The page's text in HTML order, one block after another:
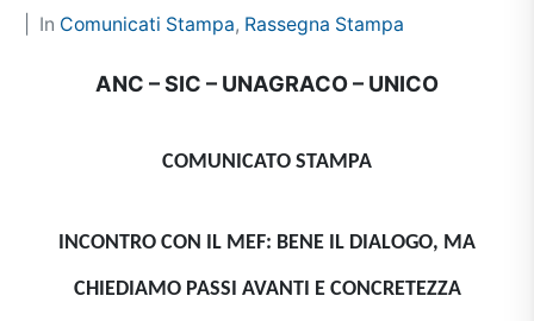
In Comunicati Stampa, Rassegna Stampa
ANC – SIC – UNAGRACO – UNICO
COMUNICATO STAMPA
INCONTRO CON IL MEF: BENE IL DIALOGO, MA
CHIEDIAMO PASSI AVANTI E CONCRETEZZA